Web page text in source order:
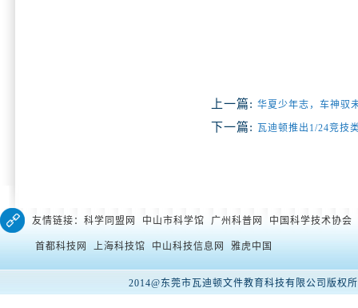
上一篇: 华夏少年志，车神驭
下一篇: 瓦迪顿推出1/24竞技
友情链接：科学同盟网 中山市科学馆 广州科普网 中国科学技术协
首都科技网 上海科技馆 中山科技信息网 雅虎中国
2014@东莞市瓦迪顿文件教育科技有限公司版权